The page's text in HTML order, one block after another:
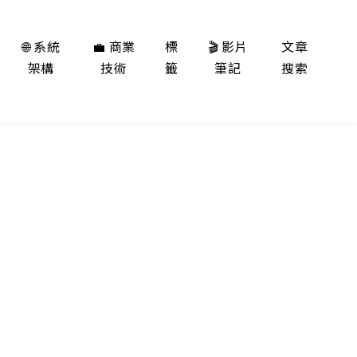
🌐 系統
架構
💼 商業
技術
標
籤
🎬 影片
筆記
文章
搜索